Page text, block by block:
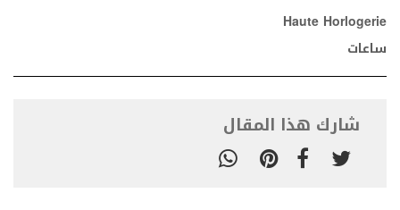
Haute Horlogerie
ساعات
شارك هذا المقال